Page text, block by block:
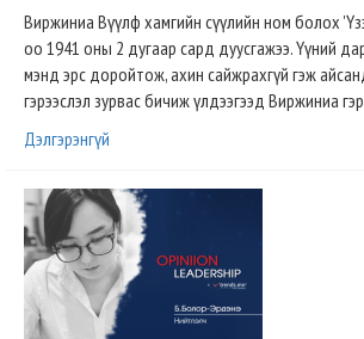
Виржиниа Вүүлф хамгийн сүүлийн ном болох
оо 1941 оны 2 дугаар сард дуусгажээ. Үүний
мэнд эрс доройтож, ахин сайжрахгүй гэж
гэрээслэл зурвас бичиж үлдээгээд Виржиниа
Дэлгэрэнгүй